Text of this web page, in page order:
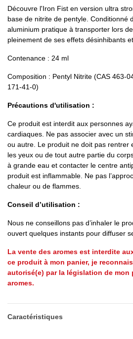
Découvre l'Iron Fist en version ultra
base de nitrite de pentyle. Conditionné
aluminium pratique à transporter lors
pleinement de ses effets désinhibants
Contenance : 24 ml
Composition : Pentyl Nitrite (CAS 463-
171-41-0)
Précautions d'utilisation :
Ce produit est interdit aux personnes
cardiaques. Ne pas associer avec un
ou autre. Le produit ne doit pas rentrer
les yeux ou de tout autre partie du
à grande eau et contacter le centre
produit est inflammable. Ne pas
chaleur ou de flammes.
Conseil d’utilisation :
Nous ne conseillons pas d’inhaler le
ouvert quelques instants pour diffuser
La vente des aromes est interdite
ce produit à mon panier, je
autorisé(e) par la législation de mon
aromes.
Caractéristiques